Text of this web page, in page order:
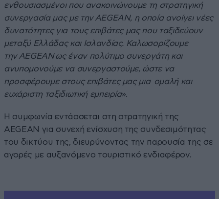
ενθουσιασμένοι που ανακοινώνουμε τη στρατηγική
συνεργασία μας με την AEGEAN, η οποία ανοίγει νέες
δυνατότητες για τους επιβάτες μας που ταξιδεύουν
μεταξύ Ελλάδας και Ισλανδίας. Καλωσορίζουμε
την AEGEAN ως έναν πολύτιμο συνεργάτη και
ανυπομονούμε να συνεργαστούμε, ώστε να
προσφέρουμε στους επιβάτες μας μια ομαλή και
ευχάριστη ταξιδιωτική εμπειρία».
Η συμφωνία εντάσσεται στη στρατηγική της
AEGEAN για συνεχή ενίσχυση της συνδεσιμότητας
του δικτύου της, διευρύνοντας την παρουσία της σε
αγορές με αυξανόμενο τουριστικό ενδιαφέρον.